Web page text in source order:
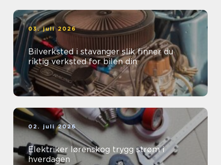
03. juli 2026
Bilverksted i stavanger slik finner du
riktig verksted for bilen din
02. juli 2026
Elektriker lørenskog trygg strøm i
hverdagen